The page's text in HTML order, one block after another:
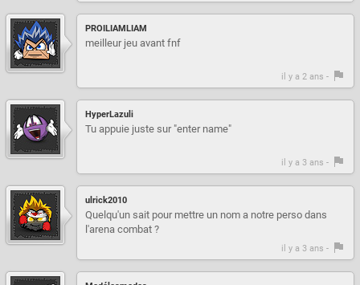
PROILIAMLIAM
meilleur jeu avant fnf
il y a 2 ans -
HyperLazuli
Tu appuie juste sur "enter name"
il y a 3 ans -
ulrick2010
Quelqu'un sait pour mettre un nom a notre perso dans
l'arena combat ?
il y a 3 ans -